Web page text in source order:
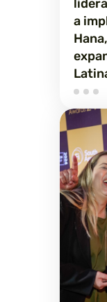
a